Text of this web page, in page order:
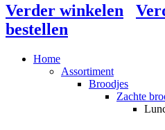
Verder winkelen
bestellen
Home
Assortiment
Broodjes
Zachte